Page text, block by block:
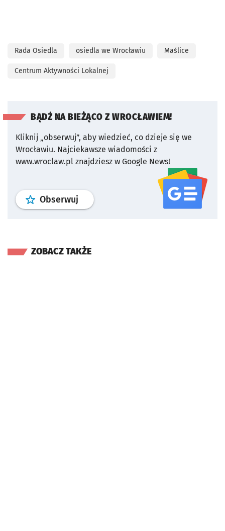
Rada Osiedla osiedla we Wrocławiu Maślice
Centrum Aktywności Lokalnej
BĄDŹ NA BIEŻĄCO Z WROCŁAWIEM!
Kliknij „obserwuj”, aby wiedzieć, co dzieje się we
Wrocławiu. Najciekawsze wiadomości z
www.wroclaw.pl znajdziesz w Google News!
Obserwuj profil serwisu
ZOBACZ TAKŻE